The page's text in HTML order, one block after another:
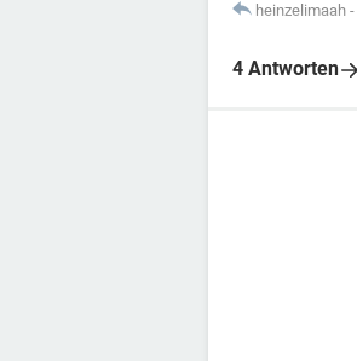
heinzelimaah -
4 Antworten